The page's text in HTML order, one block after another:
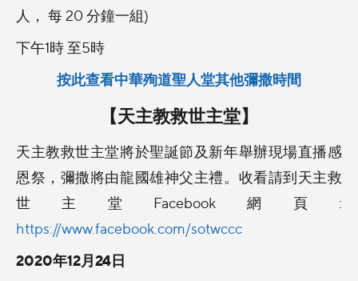
人， 每 20 分鐘一組)
下午1時 至5時
按此查看中華殉道聖人堂其他彌撒時間
【天主教救世主堂】
天主教救世主堂將於聖誕節及新年舉辦現場直播感
恩祭，彌撒將由龍國雄神父主禮。收看請到天主救
世主堂Facebook網頁:
https://www.facebook.com/sotwccc
2020年12月24日